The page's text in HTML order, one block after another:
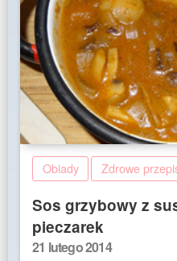
Obiady Zdrowe
Sos grzybowy z
pieczarek
Posted
21 lutego 2014